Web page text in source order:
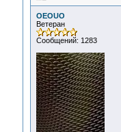
OEOUO
Ветеран
Сообщений: 1283